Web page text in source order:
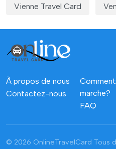
Vienne Travel Card
À propos de nous
Contactez-nous
marche?
FAQ
© 2026 OnlineTravelCard Tous